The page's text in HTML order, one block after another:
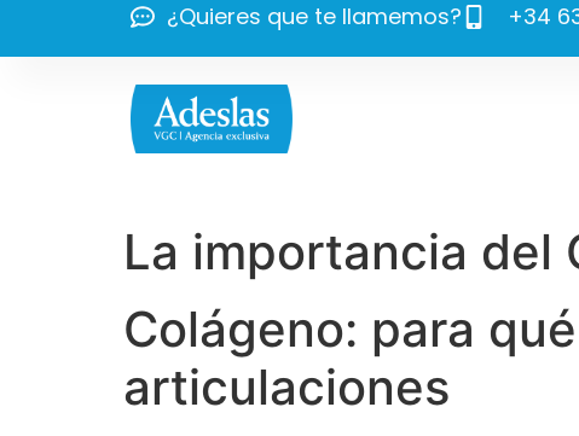
¿Quieres que te llamemos? +34
La importancia del
Colágeno: para
articulaciones